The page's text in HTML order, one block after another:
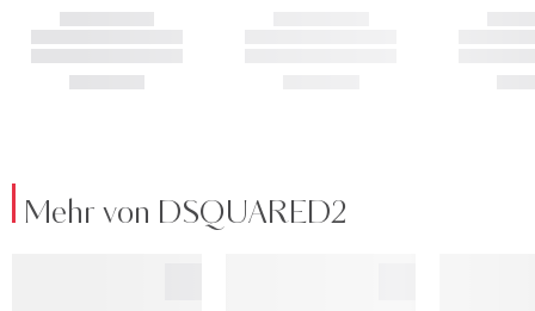
Mehr von DSQUARED2